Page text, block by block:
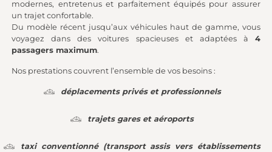
modernes, entretenus et parfaitement équipés pour assurer
un trajet confortable.
Du modèle récent jusqu’aux véhicules haut de gamme, vous
voyagez dans des voitures spacieuses et adaptées à 4
passagers maximum.
Nos prestations couvrent l’ensemble de vos besoins :
déplacements privés et professionnels
trajets gares et aéroports
taxi conventionné (transport assis vers établissements